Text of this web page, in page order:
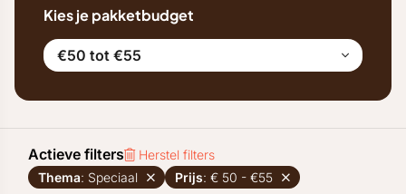
Kies je pakketbudget
€50 tot €55
Actieve filters
Herstel filters
Thema: Speciaal Prijs: € 50 - €55